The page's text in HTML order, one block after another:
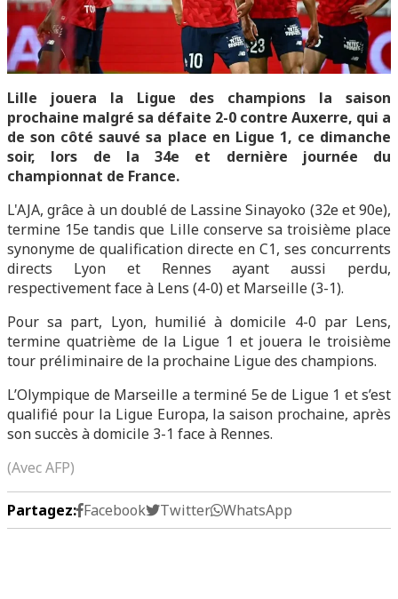
Lille jouera la Ligue des champions la saison
prochaine malgré sa défaite 2-0 contre Auxerre, qui a
de son côté sauvé sa place en Ligue 1, ce dimanche
soir, lors de la 34e et dernière journée du
championnat de France.
L'AJA, grâce à un doublé de Lassine Sinayoko (32e et 90e),
termine 15e tandis que Lille conserve sa troisième place
synonyme de qualification directe en C1, ses concurrents
directs Lyon et Rennes ayant aussi perdu,
respectivement face à Lens (4-0) et Marseille (3-1).
Pour sa part, Lyon, humilié à domicile 4-0 par Lens,
termine quatrième de la Ligue 1 et jouera le troisième
tour préliminaire de la prochaine Ligue des champions.
L’Olympique de Marseille a terminé 5e de Ligue 1 et s’est
qualifié pour la Ligue Europa, la saison prochaine, après
son succès à domicile 3-1 face à Rennes.
(Avec AFP)
Partagez: Facebook Twitter WhatsApp